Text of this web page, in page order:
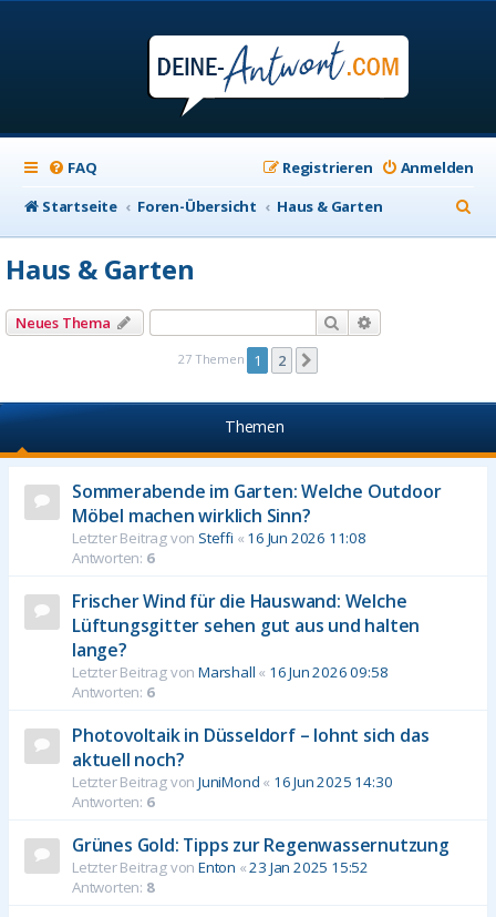
FAQ Anmelden
Registrieren
Startseite
Foren-Übersicht Haus & Garten
u
Haus & Garten
Neues Thema Suche
27 Themen 1 2
Themen
Sommerabende im Garten: Welche Outdoor
Möbel machen wirklich Sinn?
Letzter Beitrag von Steffi « 16 Jun 2026 11:08
Antworten: 6
Frischer Wind für die Hauswand: Welche
Lüftungsgitter sehen gut aus und halten
lange?
Letzter Beitrag von Marshall « 16 Jun 2026 09:58
Antworten: 6
Photovoltaik in Düsseldorf – lohnt sich das
aktuell noch?
Letzter Beitrag von JuniMond « 16 Jun 2025 14:30
Antworten: 6
Grünes Gold: Tipps zur Regenwassernutzung
Letzter Beitrag von Enton «23 Jan 2025 15:52
Antworten: 8